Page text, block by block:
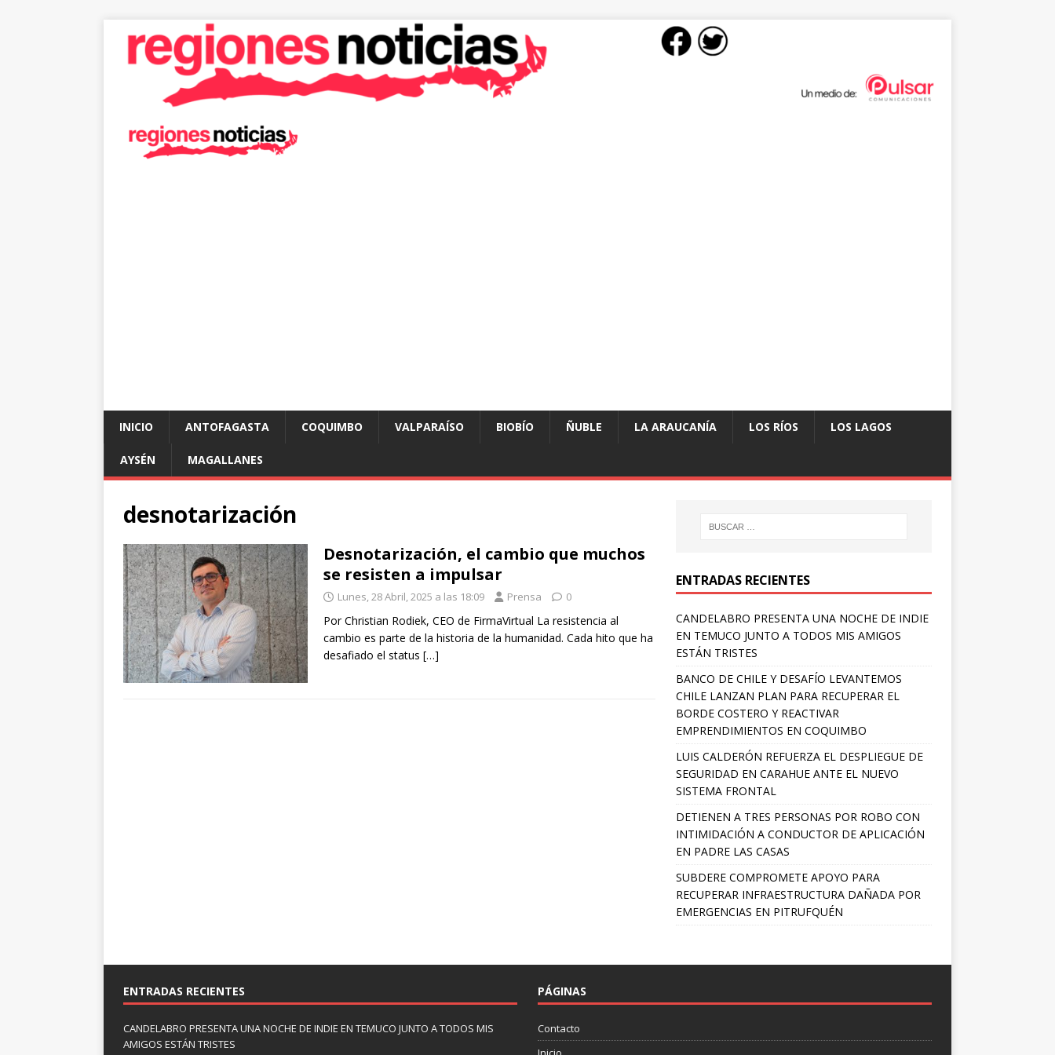
INICIO ANTOFAGASTA COQUIMBO VALPARAÍSO BIOBÍO ÑUBLE LA ARAUCANÍA LOS RÍOS LOS LAGOS
AYSÉN MAGALLANES
desnotarización
Desnotarización, el cambio que muchos
se resisten a impulsar
Lunes, 28 Abril, 2025 a las 18:09 Prensa 0
Por Christian Rodiek, CEO de FirmaVirtual La resistencia al
cambio es parte de la historia de la humanidad. Cada hito que ha
desafiado el status […]
ENTRADAS RECIENTES
CANDELABRO PRESENTA UNA NOCHE DE INDIE
EN TEMUCO JUNTO A TODOS MIS AMIGOS
ESTÁN TRISTES
BANCO DE CHILE Y DESAFÍO LEVANTEMOS
CHILE LANZAN PLAN PARA RECUPERAR EL
BORDE COSTERO Y REACTIVAR
EMPRENDIMIENTOS EN COQUIMBO
LUIS CALDERÓN REFUERZA EL DESPLIEGUE DE
SEGURIDAD EN CARAHUE ANTE EL NUEVO
SISTEMA FRONTAL
DETIENEN A TRES PERSONAS POR ROBO CON
INTIMIDACIÓN A CONDUCTOR DE APLICACIÓN
EN PADRE LAS CASAS
SUBDERE COMPROMETE APOYO PARA
RECUPERAR INFRAESTRUCTURA DAÑADA POR
EMERGENCIAS EN PITRUFQUÉN
ENTRADAS RECIENTES
CANDELABRO PRESENTA UNA NOCHE DE INDIE EN TEMUCO JUNTO A TODOS MIS
AMIGOS ESTÁN TRISTES
PÁGINAS
Contacto